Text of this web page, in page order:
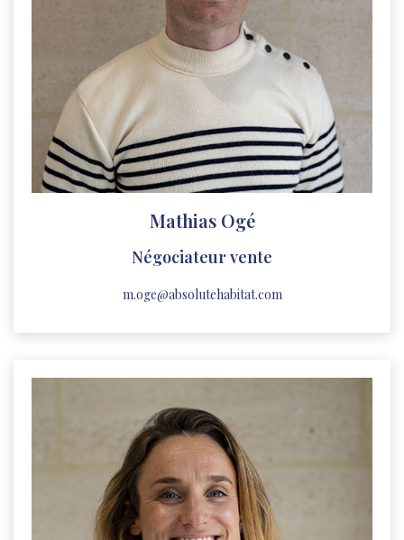
Mathias Ogé
Négociateur vente
m.oge@absolutehabitat.com